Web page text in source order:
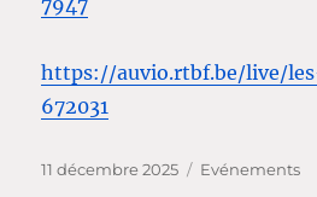
https://auvio.rtbf.be/live/
672031
Publié
11 décembre 2025 Catégories
Evénements